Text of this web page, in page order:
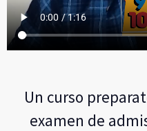
Un curso
examen de